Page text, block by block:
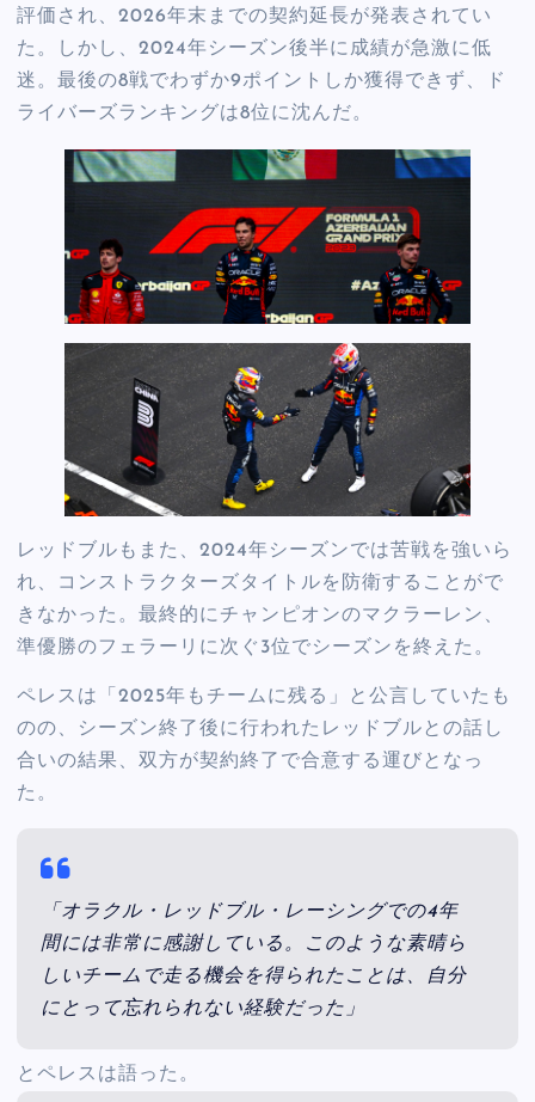
評価され、2026年末までの契約延長が発表されてい
た。しかし、2024年シーズン後半に成績が急激に低
迷。最後の8戦でわずか9ポイントしか獲得できず、ド
ライバーズランキングは8位に沈んだ。
レッドブルもまた、2024年シーズンでは苦戦を強いら
れ、コンストラクターズタイトルを防衛することがで
きなかった。最終的にチャンピオンのマクラーレン、
準優勝のフェラーリに次ぐ3位でシーズンを終えた。
ペレスは「2025年もチームに残る」と公言していたも
のの、シーズン終了後に行われたレッドブルとの話し
合いの結果、双方が契約終了で合意する運びとなっ
た。
「オラクル・レッドブル・レーシングでの4年
間には非常に感謝している。このような素晴ら
しいチームで走る機会を得られたことは、自分
にとって忘れられない経験だった」
とペレスは語った。